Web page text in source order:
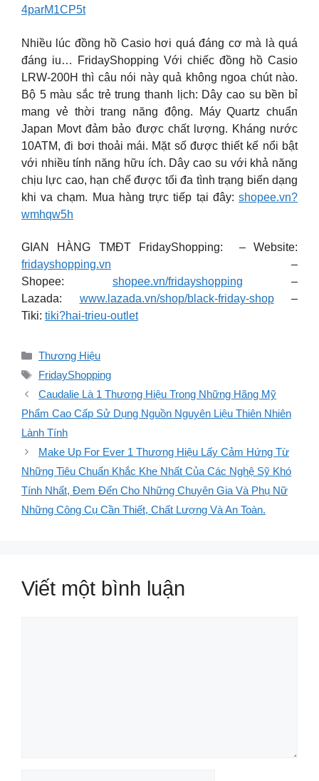
4parM1CP5t
Nhiều lúc đồng hồ Casio hơi quá đáng cơ mà là quá
đáng iu… FridayShopping Với chiếc đồng hồ Casio
LRW-200H thì câu nói này quả không ngoa chút nào.
Bộ 5 màu sắc trẻ trung thanh lịch: Dây cao su bền bỉ
mang vẻ thời trang năng động. Máy Quartz chuẩn
Japan Movt đảm bảo được chất lượng. Kháng nước
10ATM, đi bơi thoải mái. Mặt số được thiết kế nổi bật
với nhiều tính năng hữu ích. Dây cao su với khả năng
chịu lực cao, hạn chế được tối đa tình trạng biến dạng
khi va chạm. Mua hàng trực tiếp tại đây: shopee.vn?
wmhqw5h
GIAN HÀNG TMĐT FridayShopping: – Website:
fridayshopping.vn –
Shopee: shopee.vn/fridayshopping –
Lazada: www.lazada.vn/shop/black-friday-shop–
Tiki: tiki?hai-trieu-outlet
Danh
mục
Thương Hiệu
Thẻ
FridayShopping
Caudalie Là 1 Thương Hiệu Trong Những Hãng Mỹ
Phẩm Cao Cấp Sử Dụng Nguồn Nguyên Liệu Thiên Nhiên
Lành Tính
Make Up For Ever 1 Thương Hiệu Lấy Cảm Hứng Từ
Những Tiêu Chuẩn Khắc Khe Nhất Của Các Nghệ Sỹ Khó
Tính Nhất, Đem Đến Cho Những Chuyên Gia Và Phụ Nữ
Những Công Cụ Cần Thiết, Chất Lượng Và An Toàn.
Viết một bình luận